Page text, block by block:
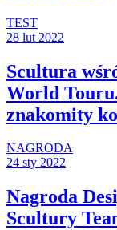
TEST
28 lut 2022
Scultura
World
znakomity
NAGRODA
24 sty 2022
Nagroda
Scultury